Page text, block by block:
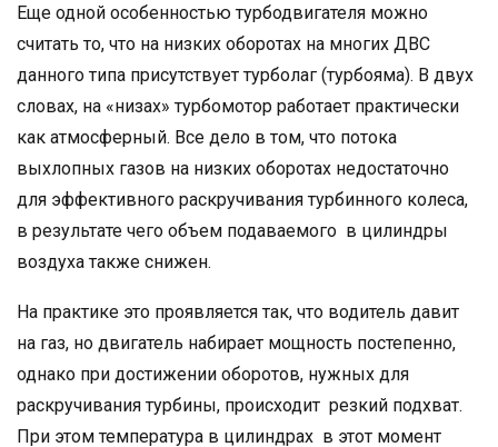
Еще одной особенностью турбодвигателя можно
считать то, что на низких оборотах на многих ДВС
данного типа присутствует турболаг (турбояма). В двух
словах, на «низах» турбомотор работает практически
как атмосферный. Все дело в том, что потока
выхлопных газов на низких оборотах недостаточно
для эффективного раскручивания турбинного колеса,
в результате чего объем подаваемого в цилиндры
воздуха также снижен.
На практике это проявляется так, что водитель давит
на газ, но двигатель набирает мощность постепенно,
однако при достижении оборотов, нужных для
раскручивания турбины, происходит резкий подхват.
При этом температура в цилиндрах в этот момент